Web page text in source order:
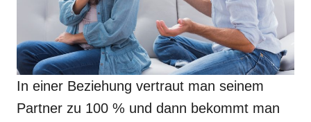
In einer Beziehung vertraut man seinem
Partner zu 100 % und dann bekommt man